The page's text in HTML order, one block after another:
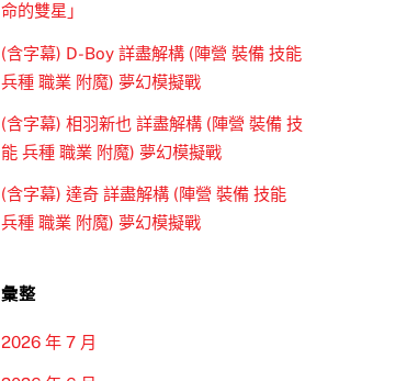
命的雙星」
(含字幕) D-Boy 詳盡解構 (陣營 裝備 技能
兵種 職業 附魔) 夢幻模擬戰
(含字幕) 相羽新也 詳盡解構 (陣營 裝備 技
能 兵種 職業 附魔) 夢幻模擬戰
(含字幕) 達奇 詳盡解構 (陣營 裝備 技能
兵種 職業 附魔) 夢幻模擬戰
彙整
2026 年 7 月